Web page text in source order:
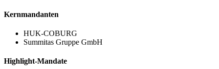
Kernmandanten
HUK-COBURG
Summitas Gruppe GmbH
Highlight-Mandate